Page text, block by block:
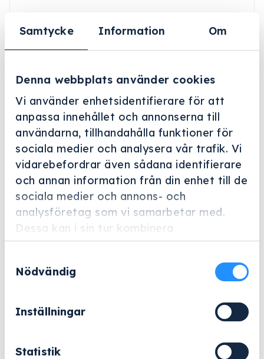
Samtycke Information Om
Denna webbplats använder cookies
Vi använder enhetsidentifierare för att
anpassa innehållet och annonserna till
användarna, tillhandahålla funktioner för
sociala medier och analysera vår trafik. Vi
vidarebefordrar även sådana identifierare
och annan information från din enhet till de
sociala medier och annons- och
analysföretag som vi samarbetar med.
Dessa kan i sin tur kombinera
informationen med annan information som
samlat in när du har använt deras tjänster.
Nödvändig
Inställningar
Statistik
Helskärm
Miele Professional
E 790
Adapter för optimal koppling Luer Lock av
hontyp/Luer Lock av hontyp.
1 910kr